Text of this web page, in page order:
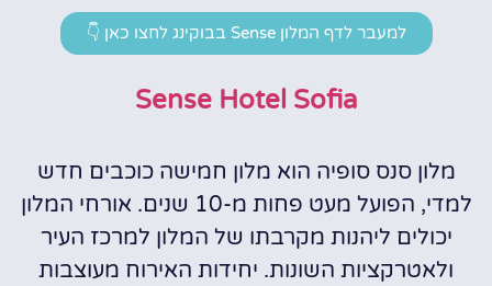
Sense Hotel Sofia
מלון סנס סופיה הוא מלון חמישה כוכבים חדש
למדי, הפועל מעט פחות מ-10 שנים. אורחי המלון
יכולים ליהנות מקרבתו של המלון למרכז העיר
ולאטרקציות השונות. יחידות האירוח מעוצבות
למעבר לדף המלון Sense בבוקינג לחצו כאן 👇